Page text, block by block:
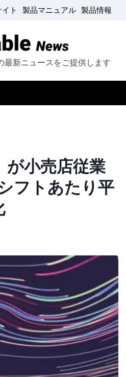
ト 製品マニュアル 製品情報
最新ニュースをご提供します
が小売店従業
フトあたり平